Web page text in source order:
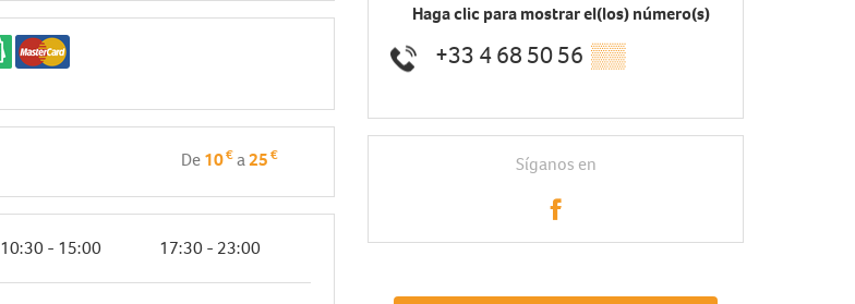
De10€a25€
10:30 - 15:00 17:30 - 23:00
Haga clic para mostrar el(los) número(s)
+33 4 68 50 56 ▒▒
Síganos en